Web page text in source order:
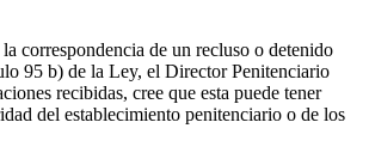
correspondencia de un recluso o detenido
95 b) de la Ley, el Director Penitenciario
recibidas, cree que esta puede tener
del establecimiento penitenciario o de los